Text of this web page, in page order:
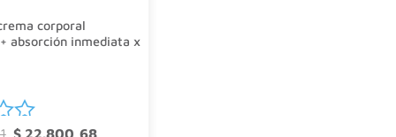
corporal
absorción inmediata x
El
$ 22.800,68